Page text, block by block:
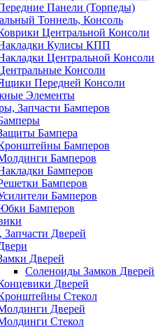
Панели (Торпеды)
Тоннель, Консоль
Центральной Консоли
Кулисы КПП
Центральной Консоли
Консоли
Передней Консоли
Элементы
Запчасти Бамперов
Бампера
Бамперов
Бамперов
Бамперов
Бамперов
Бамперов
Бамперов
Запчасти Дверей
Дверей
Соленоиды Замков Дверей
Дверей
Стекол
Дверей
Стекол